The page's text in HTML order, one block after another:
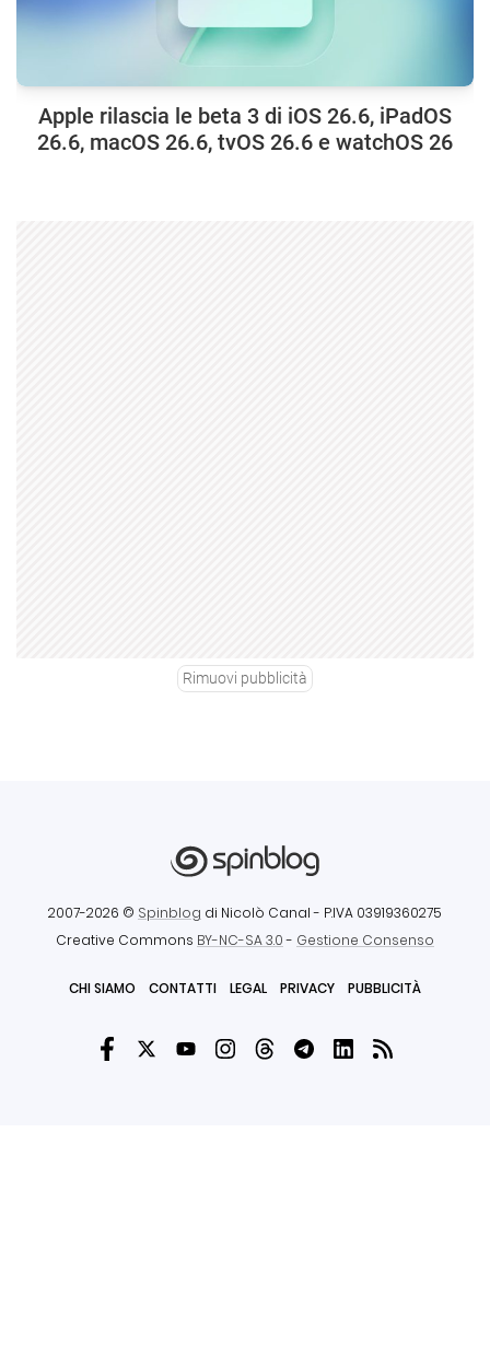
Apple rilascia le beta 3 di iOS 26.6, iPadOS
26.6, macOS 26.6, tvOS 26.6 e watchOS 26
Rimuovi pubblicità
2007-2026 © Spinblog di Nicolò Canal - P.IVA 03919360275
Creative Commons BY-NC-SA 3.0- Gestione Consenso
CHI SIAMO CONTATTI LEGAL PRIVACY PUBBLICITÀ